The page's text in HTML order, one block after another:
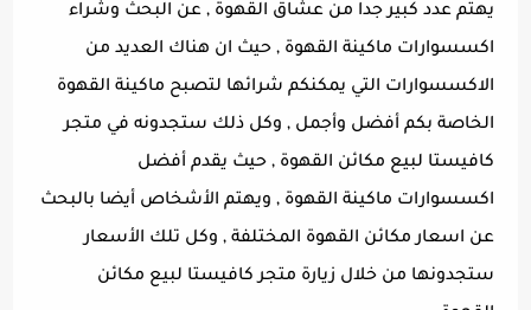
يهتم عدد كبير جدا من عشاق القهوة , عن البحث وشراء
اكسسوارات ماكينة القهوة , حيث ان هناك العديد من
الاكسسوارات التي يمكنكم شرائها لتصبح ماكينة القهوة
الخاصة بكم أفضل وأجمل , وكل ذلك ستجدونه في متجر
كافيستا لبيع مكائن القهوة , حيث يقدم أفضل
اكسسوارات ماكينة القهوة , ويهتم الأشخاص أيضا بالبحث
عن اسعار مكائن القهوة المختلفة , وكل تلك الأسعار
ستجدونها من خلال زيارة متجر كافيستا لبيع مكائن